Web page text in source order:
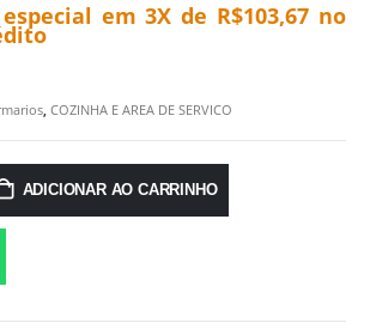
em 3X de R$103,67 no
, COZINHA E AREA DE SERVICO
ADICIONAR AO CARRINHO